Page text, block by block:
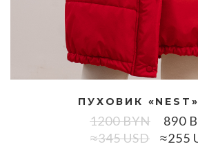
ПУХОВИК «NEST»
1200BYN
≈345 USD
890
≈255